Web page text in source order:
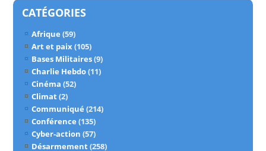
CATÉGORIES
Afrique (59)
Art et paix(105)
Bases Militaires(9)
Charlie Hebdo(11)
Cinéma (52)
Climat(2)
Communiqué (214)
Conférence (135)
Cyber-action (57)
Désarmement(258)